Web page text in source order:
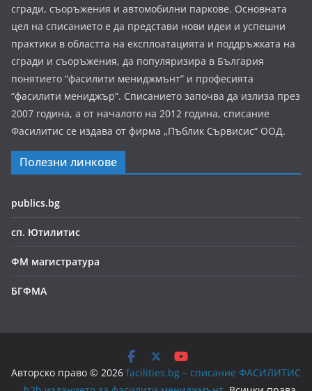
сгради, съоръжения и автомобилни паркове. Основната
цел на списанието е да представи нови идеи и успешни
практики в областта на експлоатацията и поддръжката на
сгради и съоръжения, да популяризира в България
понятието “фасилити мениджмънт” и професията
“фасилити мениджър”. Списанието започва да излиза през
2007 година, а от началото на 2012 година, списание
Фасилитис се издава от фирма „Пъблик Сървисис“ ООД.
Полезни линкове
publics.bg
сп. Ютилитис
ФМ магистратура
БГФМА
Авторско право © 2026 facilities.bg – списание ФАСИЛИТИС